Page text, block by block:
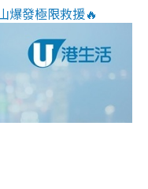
爆發極限救援🔥